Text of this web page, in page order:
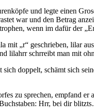
und legte einen
war und den Betrag
wenn im dafür der
mit „r“ geschrieben, lilar
lilahrr schrreibt man mit
doppelt, schämt sich
zu sprechen, empfand
Hrr, bei dir